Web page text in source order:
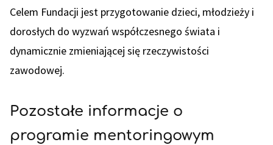
Celem Fundacji jest przygotowanie dzieci, młodzieży i
dorosłych do wyzwań współczesnego świata i
dynamicznie zmieniającej się rzeczywistości
zawodowej.
Pozostałe informacje o
programie mentoringowym